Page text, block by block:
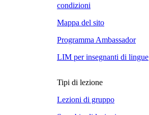
condizioni
Mappa del sito
Programma Ambassador
LIM per insegnanti di lingue
Tipi di lezione
Lezioni di gruppo